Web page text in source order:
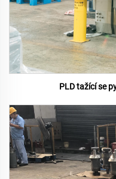
PLD tažící se